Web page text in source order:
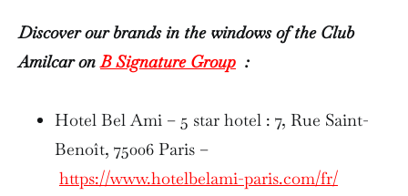
Discover our brands in the windows of the Club
Amilcar onB Signature Group :
Hotel Bel Ami – 5 star hotel : 7, Rue Saint-
Benoît, 75006 Paris –
https://www.hotelbelami-paris.com/fr/